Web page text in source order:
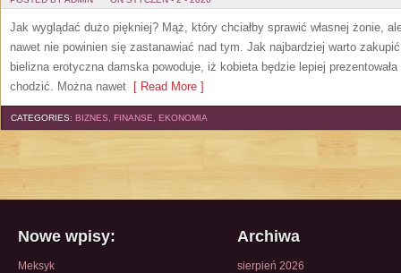
Jak wyglądać dużo piękniej? Mąż, który chciałby sprawić własnej żonie,
nawet nie powinien się zastanawiać nad tym. Jak najbardziej warto
bielizna erotyczna damska powoduje, iż kobieta będzie lepiej
chodzić. Można nawet [ Read More ]
CATEGORIES: BIZNES, FINANSE, EKONOMIA
Nowe wpisy:
Meksyk
Archiwa
sierpień 2026